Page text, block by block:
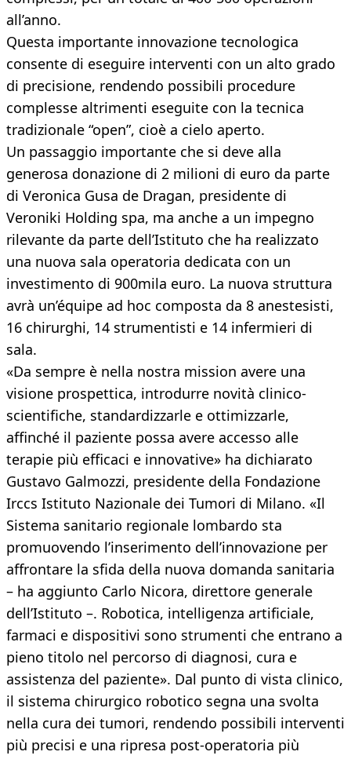
all’anno.
Questa importante innovazione tecnologica
consente di eseguire interventi con un alto grado
di precisione, rendendo possibili procedure
complesse altrimenti eseguite con la tecnica
tradizionale “open”, cioè a cielo aperto.
Un passaggio importante che si deve alla
generosa donazione di 2 milioni di euro da parte
di Veronica Gusa de Dragan, presidente di
Veroniki Holding spa, ma anche a un impegno
rilevante da parte dell’Istituto che ha realizzato
una nuova sala operatoria dedicata con un
investimento di 900mila euro. La nuova struttura
avrà un’équipe ad hoc composta da 8 anestesisti,
16 chirurghi, 14 strumentisti e 14 infermieri di
sala.
«Da sempre è nella nostra mission avere una
visione prospettica, introdurre novità clinico-
scientifiche, standardizzarle e ottimizzarle,
affinché il paziente possa avere accesso alle
terapie più efficaci e innovative» ha dichiarato
Gustavo Galmozzi, presidente della Fondazione
Irccs Istituto Nazionale dei Tumori di Milano. «Il
Sistema sanitario regionale lombardo sta
promuovendo l’inserimento dell’innovazione per
affrontare la sfida della nuova domanda sanitaria
– ha aggiunto Carlo Nicora, direttore generale
dell’Istituto –. Robotica, intelligenza artificiale,
farmaci e dispositivi sono strumenti che entrano a
pieno titolo nel percorso di diagnosi, cura e
assistenza del paziente». Dal punto di vista clinico,
il sistema chirurgico robotico segna una svolta
nella cura dei tumori, rendendo possibili interventi
più precisi e una ripresa post-operatoria più